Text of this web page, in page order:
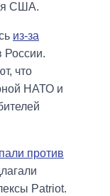
США.
из-за
России.
что
НАТО и
против
Patriot.